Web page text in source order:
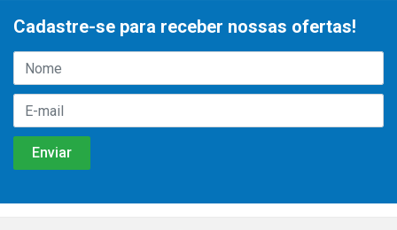
Cadastre-se para receber nossas ofertas!